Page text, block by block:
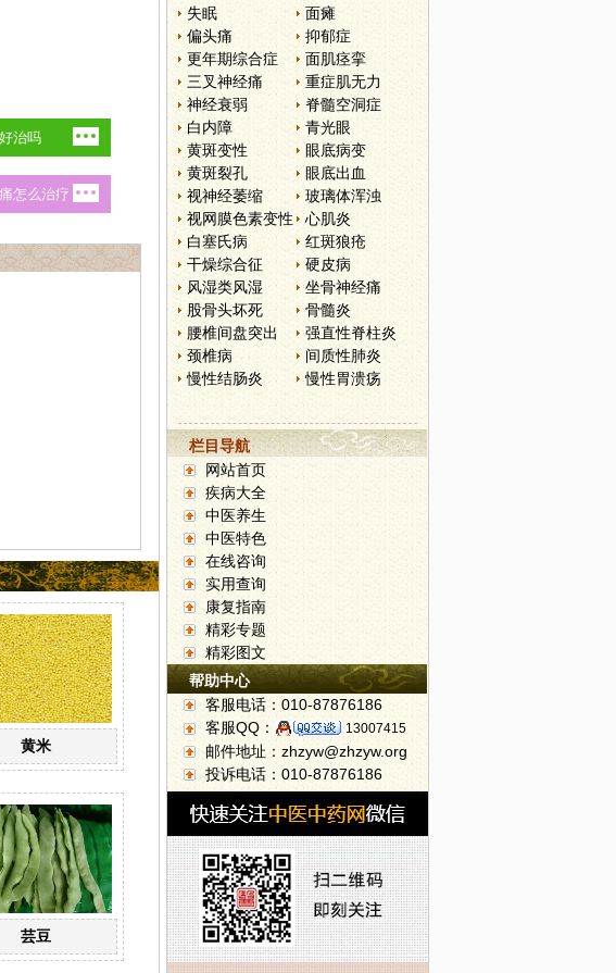
黄米
芸豆
失眠
面瘫
偏头痛
抑郁症
更年期综合症
面肌痉挛
三叉神经痛
重症肌无力
神经衰弱
脊髓空洞症
白内障
青光眼
黄斑变性
眼底病变
黄斑裂孔
眼底出血
视神经萎缩
玻璃体浑浊
视网膜色素变性
心肌炎
白塞氏病
红斑狼疮
干燥综合征
硬皮病
风湿类风湿
坐骨神经痛
股骨头坏死
骨髓炎
腰椎间盘突出
强直性脊柱炎
颈椎病
间质性肺炎
慢性结肠炎
慢性胃溃疡
栏目导航
网站首页
疾病大全
中医养生
中医特色
在线咨询
实用查询
康复指南
精彩专题
精彩图文
帮助中心
客服电话：010-87876186
客服QQ：
13007415
邮件地址：zhzyw@zhzyw.org
投诉电话：010-87876186